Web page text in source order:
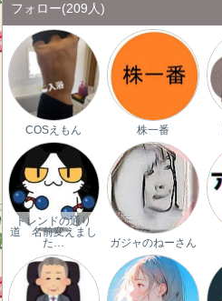
フォロー(209人)
COSえもん 株一番
トレンドの通り
道 名前変えまし
た…
ガジャのねーさん